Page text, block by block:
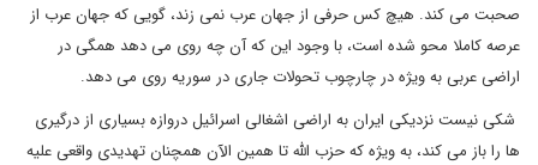
صحبت می کند. هیچ کس حرفی از جهان عرب نمی زند، گویی که جهان عرب از
عرصه کاملا محو شده است، با وجود این که آن چه روی می دهد همگی در
اراضی عربی به ویژه در چارچوب تحولات جاری در سوریه روی می دهد.
شکی نیست نزدیکی ایران به اراضی اشغالی اسرائیل دروازه بسیاری از درگیری
ها را باز می کند، به ویژه که حزب الله تا همین الآن همچنان تهدیدی واقعی علیه